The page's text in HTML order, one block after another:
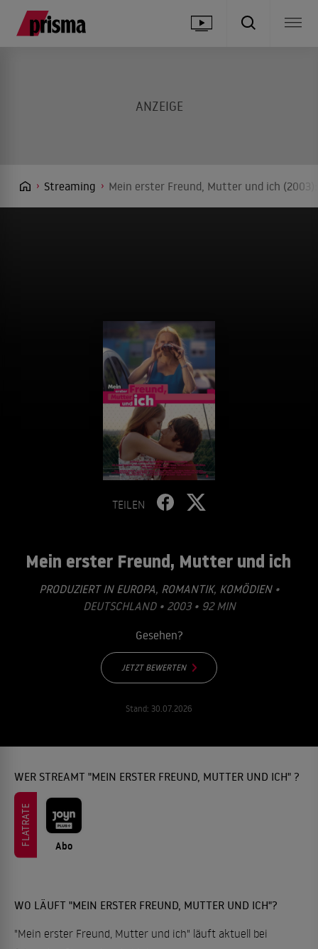
Streaming Mein erster Freund, Mutter und ich
TEILEN
Mein erster Freund, Mutter und ich
PRODUZIERT IN EUROPA, ROMANTIK, KOMÖDIEN•
DEUTSCHLAND • 2003 • 92 MIN
Gesehen?
JETZT BEWERTEN
Stand: 30.07.2026
WER STREAMT "MEIN ERSTER FREUND, MUTTER UND ICH" ?
FLATRATE Abo
WO LÄUFT "MEIN ERSTER FREUND, MUTTER UND ICH"?
"Mein erster Freund, Mutter und ich" läuft aktuell bei